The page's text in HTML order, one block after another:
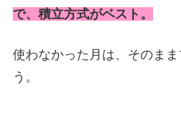
で、積立方式がベスト。
使わなかった月は、そのま
う。